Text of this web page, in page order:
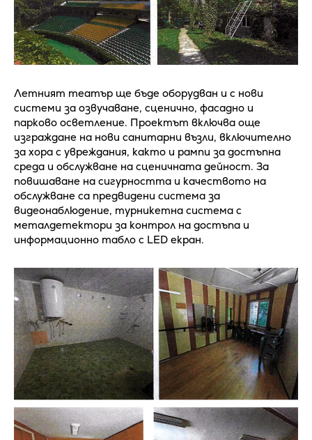
Летният театър ще бъде оборудван и с нови
системи за озвучаване, сценично, фасадно и
парково осветление. Проектът включва още
изграждане на нови санитарни възли, включително
за хора с увреждания, както и рампи за достъпна
среда и обслужване на сценичната дейност. За
повишаване на сигурността и качеството на
обслужване са предвидени система за
видеонаблюдение, турникетна система с
металдетектори за контрол на достъпа и
информационно табло с LED екран.